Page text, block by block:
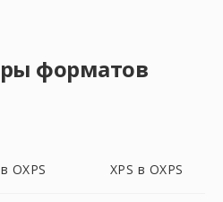
форматов
OXPS XPS в OXPS